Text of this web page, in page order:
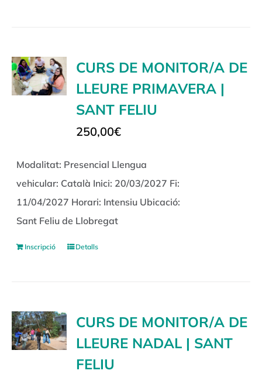
CURS DE MONITOR/A DE
LLEURE PRIMAVERA |
SANT FELIU
250,00€
Modalitat: Presencial Llengua
vehicular: Català Inici: 20/03/2027 Fi:
11/04/2027 Horari: Intensiu Ubicació:
Sant Feliu de Llobregat
Inscripció Detalls
CURS DE MONITOR/A DE
LLEURE NADAL | SANT
FELIU